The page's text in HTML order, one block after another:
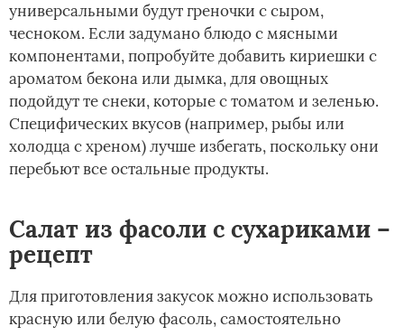
универсальными будут греночки с сыром,
чесноком. Если задумано блюдо с мясными
компонентами, попробуйте добавить кириешки с
ароматом бекона или дымка, для овощных
подойдут те снеки, которые с томатом и зеленью.
Специфических вкусов (например, рыбы или
холодца с хреном) лучше избегать, поскольку они
перебьют все остальные продукты.
Салат из фасоли с сухариками –
рецепт
Для приготовления закусок можно использовать
красную или белую фасоль, самостоятельно